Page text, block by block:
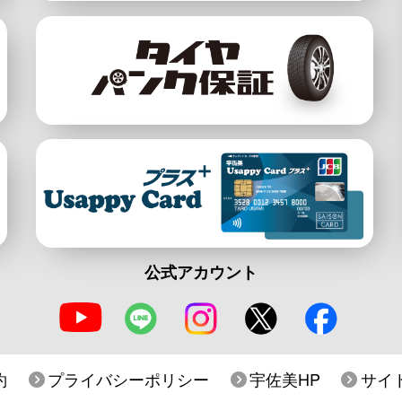
公式アカウント
プライバシーポリシー 宇佐美HP サイ